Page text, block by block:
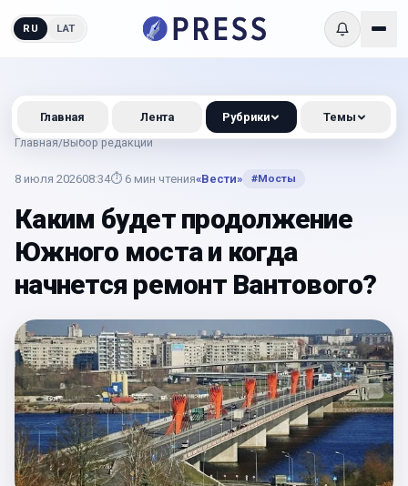
RU LAT
Главная/Выбор редакции
8 июля 202608:34⏱ 6 мин чтения«Вести» #Мосты
Каким будет продолжение
Южного моста и когда
начнется ремонт Вантового?
Главная Лента Рубрики Темы